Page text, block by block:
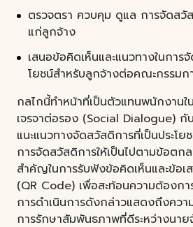
ตรวจตรา ควบคุม ดูแล การจัดสวั
แก่ลูกจ้าง
เสนอข้อคิดเห็นและแนวทางในการ
โยชน์สําหรับลูกจ้างต่อคณะกรรมก
กลไกนี้ทำหน้าที่เป็นตัวแทนพนักงานใ
เจรจาต่อรอง (Social Dialogue) กั
แนะแนวทางจัดสวัสดิการที่เป็นประโย
การจัดสวัสดิการให้เป็นไปตามข้อตก
สำคัญในการรับฟังข้อคิดเห็นและข้อเ
(QR Code) เพื่อสะท้อนความต้องก
การดำเนินการดังกล่าวแสดงถึงคว
การรักษาสัมพันธภาพที่ดีระหว่างนาย